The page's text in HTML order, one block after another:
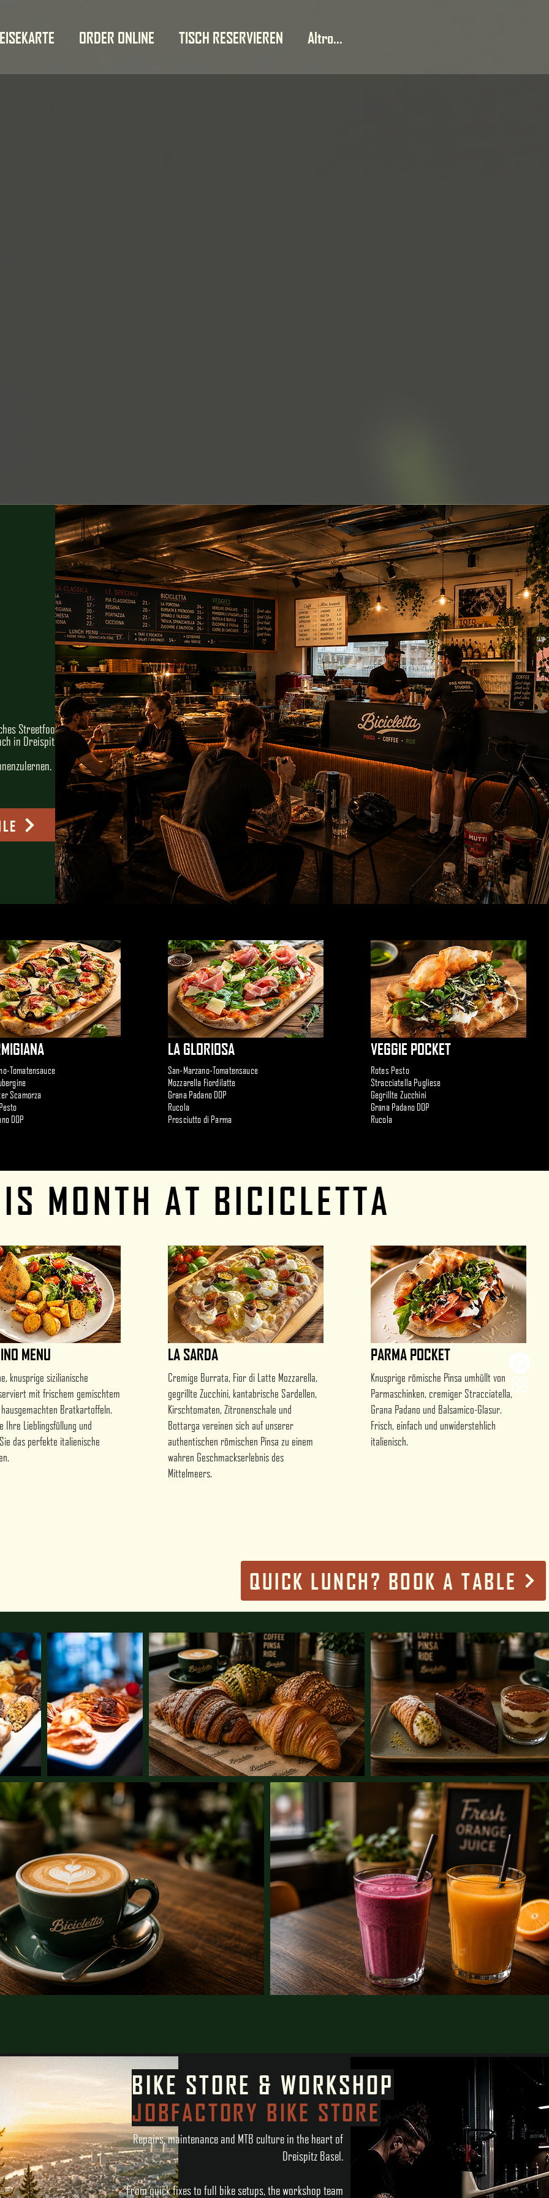
ORDER ONLINE TISCH RESERVIEREN Altro...
Streetfood
in Dreispitz
Tomatensauce
Scamorza
DOP
LA GLORIOSA
San-Marzano-Tomatensauce
Mozzarella Fiordilatte
Grana Padano DOP
Rucola
Prosciutto di Parma
VEGGIE POCKET
Rotes Pesto
Stracciatella Pugliese
Gegrillte Zucchini
Grana Padano DOP
Rucola
MONTH AT BICICLETTA
MENU
knusprige sizilianische
mit frischem gemischtem
Bratkartoffeln.
Ihre Lieblingsfüllung und
das perfekte italienische
LA SARDA
Cremige Burrata, Fior di Latte Mozzarella,
gegrillte Zucchini, kantabrische Sardellen,
Kirschtomaten, Zitronenschale und
Bottarga vereinen sich auf unserer
authentischen römischen Pinsa zu einem
wahren Geschmackserlebnis des
Mittelmeers.
PARMA POCKET
Knusprige römische Pinsa umhüllt von
Parmaschinken, cremiger Stracciatella,
Grana Padano und Balsamico-Glasur.
Frisch, einfach und unwiderstehlich
italienisch.
QUICK LUNCH? BOOK A TABLE
Repairs, maintenance and MTB culture in the heart of
Dreispitz Basel.
From quick fixes to full bike setups, the workshop team
BIKE STORE & WORKSHOP
JOBFACTORY BIKE STORE